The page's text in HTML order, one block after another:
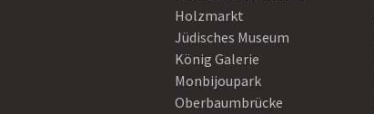
Holzmarkt
Jüdisches Museum
König Galerie
Monbijoupark
Oberbaumbrücke